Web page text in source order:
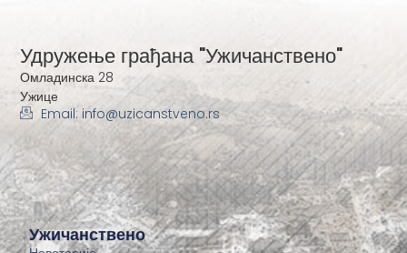
Ужичанствено
Удружење грађана "Ужичанствено"
Омладинска 28
Ужице
Email: info@uzicanstveno.rs